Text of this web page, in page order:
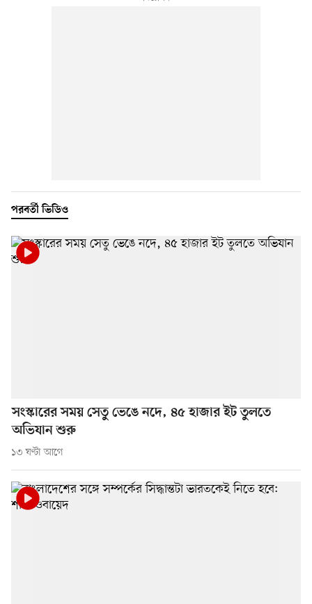
পরবর্তী ভিডিও
সংস্কারের সময় সেতু ভেঙে নদে, ৪৫ হাজার ইট তুলতে
অভিযান শুরু
১৩ ঘণ্টা আগে